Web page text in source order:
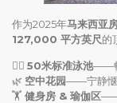
作为2025年马来西亚
127,000 平方英尺的
🏊‍♂️ 50米标准泳池——
🌿 空中花园——宁静惬
🏋️ 健身房 & 瑜伽区——